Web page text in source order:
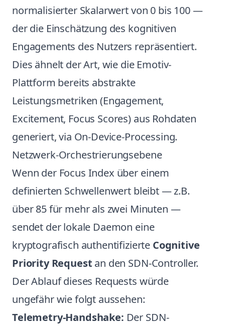
normalisierter Skalarwert von 0 bis 100 —
der die Einschätzung des kognitiven
Engagements des Nutzers repräsentiert.
Dies ähnelt der Art, wie die Emotiv-
Plattform bereits abstrakte
Leistungsmetriken (Engagement,
Excitement, Focus Scores) aus Rohdaten
generiert, via On-Device-Processing.
Netzwerk-Orchestrierungsebene
Wenn der Focus Index über einem
definierten Schwellenwert bleibt — z.B.
über 85 für mehr als zwei Minuten —
sendet der lokale Daemon eine
kryptografisch authentifizierte Cognitive
Priority Request an den SDN-Controller.
Der Ablauf dieses Requests würde
ungefähr wie folgt aussehen:
Telemetry-Handshake: Der SDN-